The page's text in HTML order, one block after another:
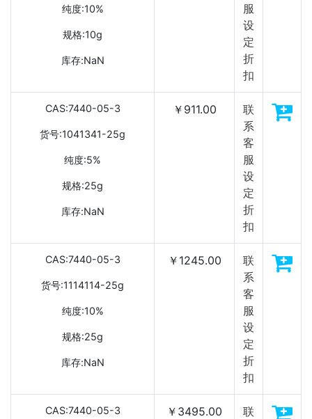
纯度:10%
规格:10g
库存:NaN
服
设
定
折
扣
CAS:7440-05-3
货号:1041341-25g
纯度:5%
规格:25g
库存:NaN
￥911.00
联
系
客
服
设
定
折
扣
CAS:7440-05-3
货号:1114114-25g
纯度:10%
规格:25g
库存:NaN
￥1245.00
联
系
客
服
设
定
折
扣
CAS:7440-05-3 ￥3495.00
联